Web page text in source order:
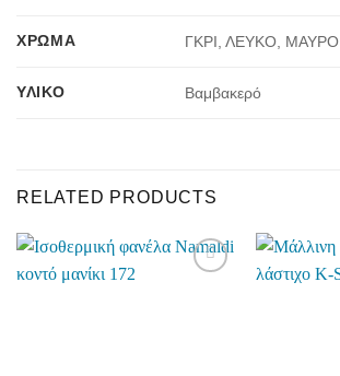
ΧΡΏΜΑ ΓΚΡΙ, ΛΕΥΚΟ, ΜΑΥΡΟ
ΥΛΙΚΌ Βαμβακερό
RELATED PRODUCTS